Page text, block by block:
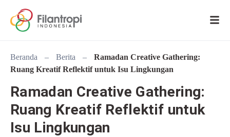
Beranda – Berita –
Ramadan Creative Gathering:
Ruang Kreatif Reflektif untuk Isu Lingkungan
Ramadan Creative Gathering:
Ruang Kreatif Reflektif untuk
Isu Lingkungan